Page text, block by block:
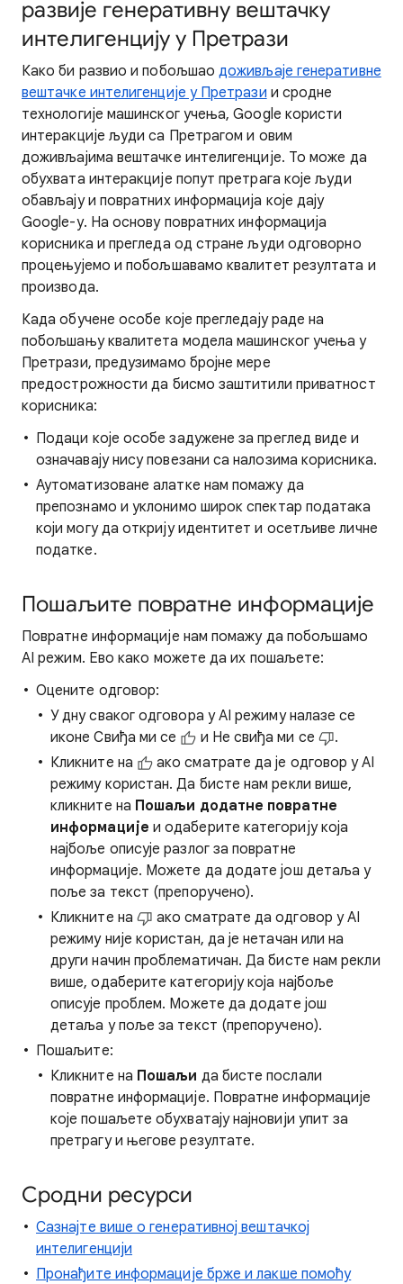
развије генеративну вештачку
интелигенцију у Претрази
Како би развио и побољшаодоживљаје генеративне
вештачке интелигенције у Претрази и сродне
технологије машинског учења, Google користи
интеракције људи са Претрагом и овим
доживљајима вештачке интелигенције. То може да
обухвата интеракције попут претрага које људи
обављају и повратних информација које дају
Google-у. На основу повратних информација
корисника и прегледа од стране људи одговорно
процењујемо и побољшавамо квалитет резултата и
производа.
Када обучене особе које прегледају раде на
побољшању квалитета модела машинског учења у
Претрази, предузимамо бројне мере
предострожности да бисмо заштитили приватност
корисника:
Подаци које особе задужене за преглед виде и
означавају нису повезани са налозима корисника.
Аутоматизоване алатке нам помажу да
препознамо и уклонимо широк спектар података
који могу да открију идентитет и осетљиве личне
податке.
Пошаљите повратне информације
Повратне информације нам помажу да побољшамо
AI режим. Ево како можете да их пошаљете:
Оцените одговор:
У дну сваког одговора у AI режиму налазе се
иконе Свиђа ми се
и Не свиђа ми се
.
Кликните на
ако сматрате да је одговор у AI
режиму користан. Да бисте нам рекли више,
кликните на Пошаљи додатне повратне
информације и одаберите категорију која
најбоље описује разлог за повратне
информације. Можете да додате још детаља у
поље за текст (препоручено).
Кликните на
ако сматрате да одговор у AI
режиму није користан, да је нетачан или на
други начин проблематичан. Да бисте нам рекли
више, одаберите категорију која најбоље
описује проблем. Можете да додате још
детаља у поље за текст (препоручено).
Пошаљите:
Кликните на Пошаљи да бисте послали
повратне информације. Повратне информације
које пошаљете обухватају најновији упит за
претрагу и његове резултате.
Сродни ресурси
Сазнајте више о генеративној вештачкој
интелигенцији
Пронађите информације брже и лакше помоћу